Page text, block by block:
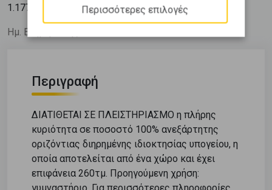
1.177
Ημ. Ενημέρωσης: 08/07/26
Περιγραφή
ΔΙΑΤΙΘΕΤΑΙ ΣΕ ΠΛΕΙΣΤΗΡΙΑΣΜΟ η πλήρης
κυριότητα σε ποσοστό 100% ανεξάρτητης
οριζόντιας διηρημένης ιδιοκτησίας υπογείου, η
οποία αποτελείται από ένα χώρο και έχει
επιφάνεια 260τμ. Προηγούμενη χρήση:
γυμναστήριο. Για περισσότερες πληροφορίες
Περισσότερες επιλογές